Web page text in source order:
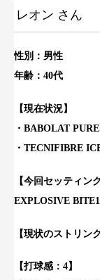
レオン さん
性別：男性
年齢：40代
【現在状況】
・BABOLAT
・TECNIFIBRE
【今回セッティング
EXPLOSIVE
【現状のストリン
【打球感：4】